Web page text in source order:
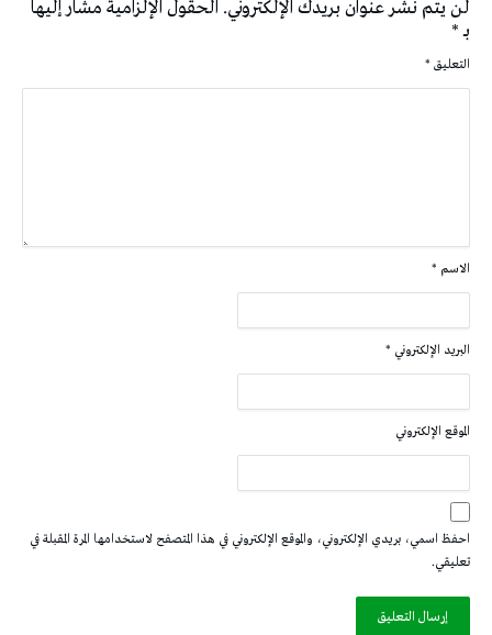
لن يتم نشر عنوان بريدك الإلكتروني. الحقول الإلزامية مشار إليها
بـ*
التعليق *
الاسم *
البريد الإلكتروني *
الموقع الإلكتروني
احفظ اسمي، بريدي الإلكتروني، والموقع الإلكتروني في هذا المتصفح لاستخدامها المرة المقبلة في
تعليقي.